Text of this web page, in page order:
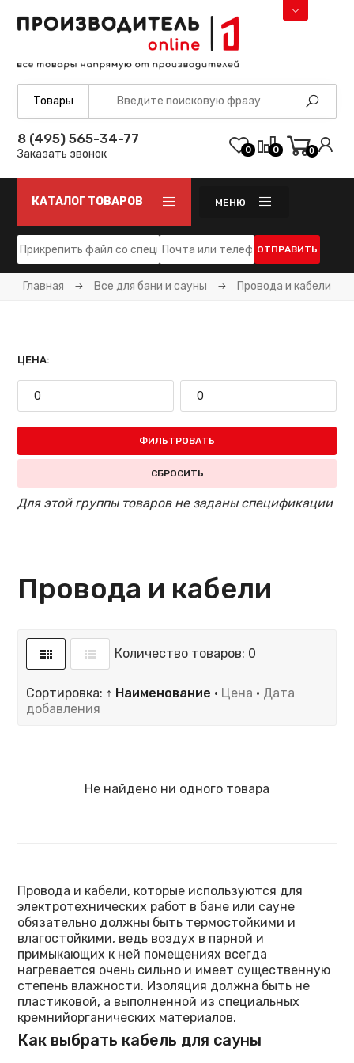
8 (495) 565-34-77
Заказать звонок 0 0 0
КАТАЛОГ ТОВАРОВ МЕНЮ
ОТПРАВИТЬ
Главная Все для бани и сауны Провода и кабели
ЦЕНА:
ФИЛЬТРОВАТЬ
СБРОСИТЬ
Для этой группы товаров не заданы спецификации
Провода и кабели
Количество товаров: 0
Сортировка: ↑ Наименование · Цена · Дата
добавления
Не найдено ни одного товара
Провода и кабели, которые используются для
электротехнических работ в бане или сауне
обязательно должны быть термостойкими и
влагостойкими, ведь воздух в парной и
примыкающих к ней помещениях всегда
нагревается очень сильно и имеет существенную
степень влажности. Изоляция должна быть не
пластиковой, а выполненной из специальных
кремнийорганических материалов.
Как выбрать кабель для сауны